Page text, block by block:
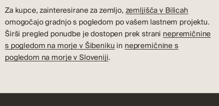
Za kupce, zainteresirane za zemljo, zemljišča v Bilicah
omogočajo gradnjo s pogledom po vašem lastnem projektu.
Širši pregled ponudbe je dostopen prek strani nepremičnine
s pogledom na morje v Šibeniku in nepremičnine s
pogledom na morje v Sloveniji.